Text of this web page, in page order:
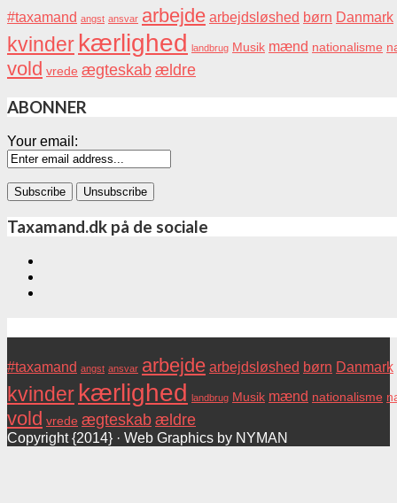
#taxamand angst ansvar arbejde arbejdsløshed børn Danmark
kvinder kærlighed landbrug Musik mænd nationalisme
vold vrede ægteskabældre
ABONNER
Your email:
Taxamand.dk på de sociale
#taxamand angst ansvar arbejde arbejdsløshed børn Danmark
kvinder kærlighed landbrug Musik mænd nationalisme
vold vrede ægteskabældre
Copyright {2014} · Web Graphics by NYMAN